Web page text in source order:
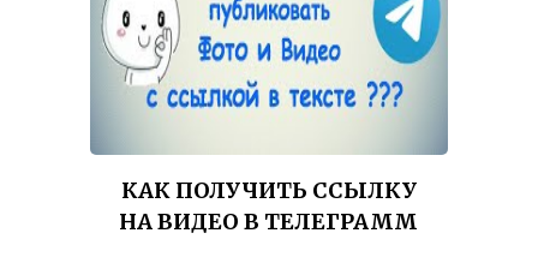
КАК ПОЛУЧИТЬ ССЫЛКУ
НА ВИДЕО В ТЕЛЕГРАММ